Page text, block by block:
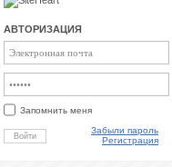
АВТОРИЗАЦИЯ
Запомнить меня
Войти
Забыли пароль
Регистрация